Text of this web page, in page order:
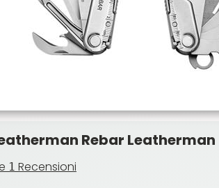
Rebar Leatherman
1 Recensioni